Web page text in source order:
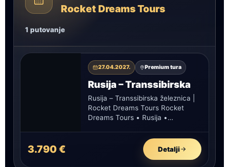
Rocket Dreams Tours
1 putovanje
27.04.2027. Premium tura
Rusija – Transsibirska
Rusija – Transsibirska železnica |
Rocket Dreams Tours Rocket
Dreams Tours • Rusija •
Transsibirska železnica…
3.790 € Detalji